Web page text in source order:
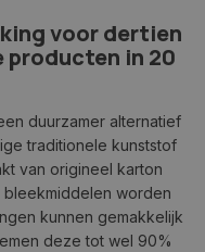
voor dertien
in 20
duurzamer alternatief
traditionele kunststof
van origineel karton
worden
kunnen gemakkelijk
deze tot wel 90%